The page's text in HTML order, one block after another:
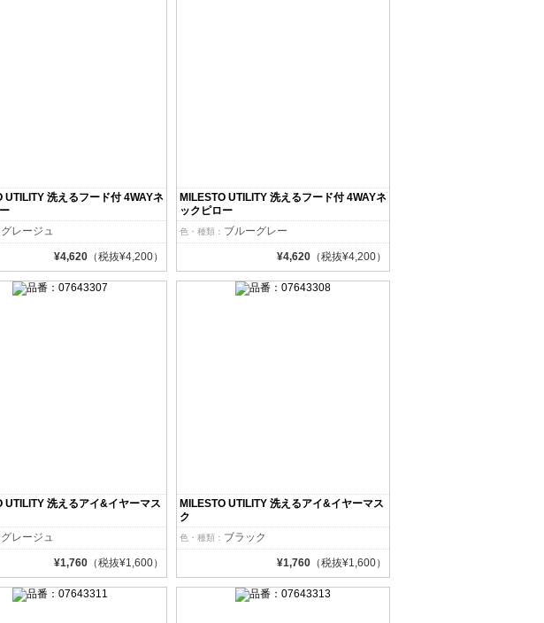
UTILITY 洗えるフード付 4WAYネ
グレージュ
¥4,620 （税抜¥4,200）
MILESTO UTILITY 洗えるフード付 4WAYネ
ックピロー
色・種類： ブルーグレー
¥4,620 （税抜¥4,200）
UTILITY 洗えるアイ&イヤーマス
グレージュ
¥1,760 （税抜¥1,600）
MILESTO UTILITY 洗えるアイ&イヤーマス
ク
色・種類： ブラック
¥1,760 （税抜¥1,600）